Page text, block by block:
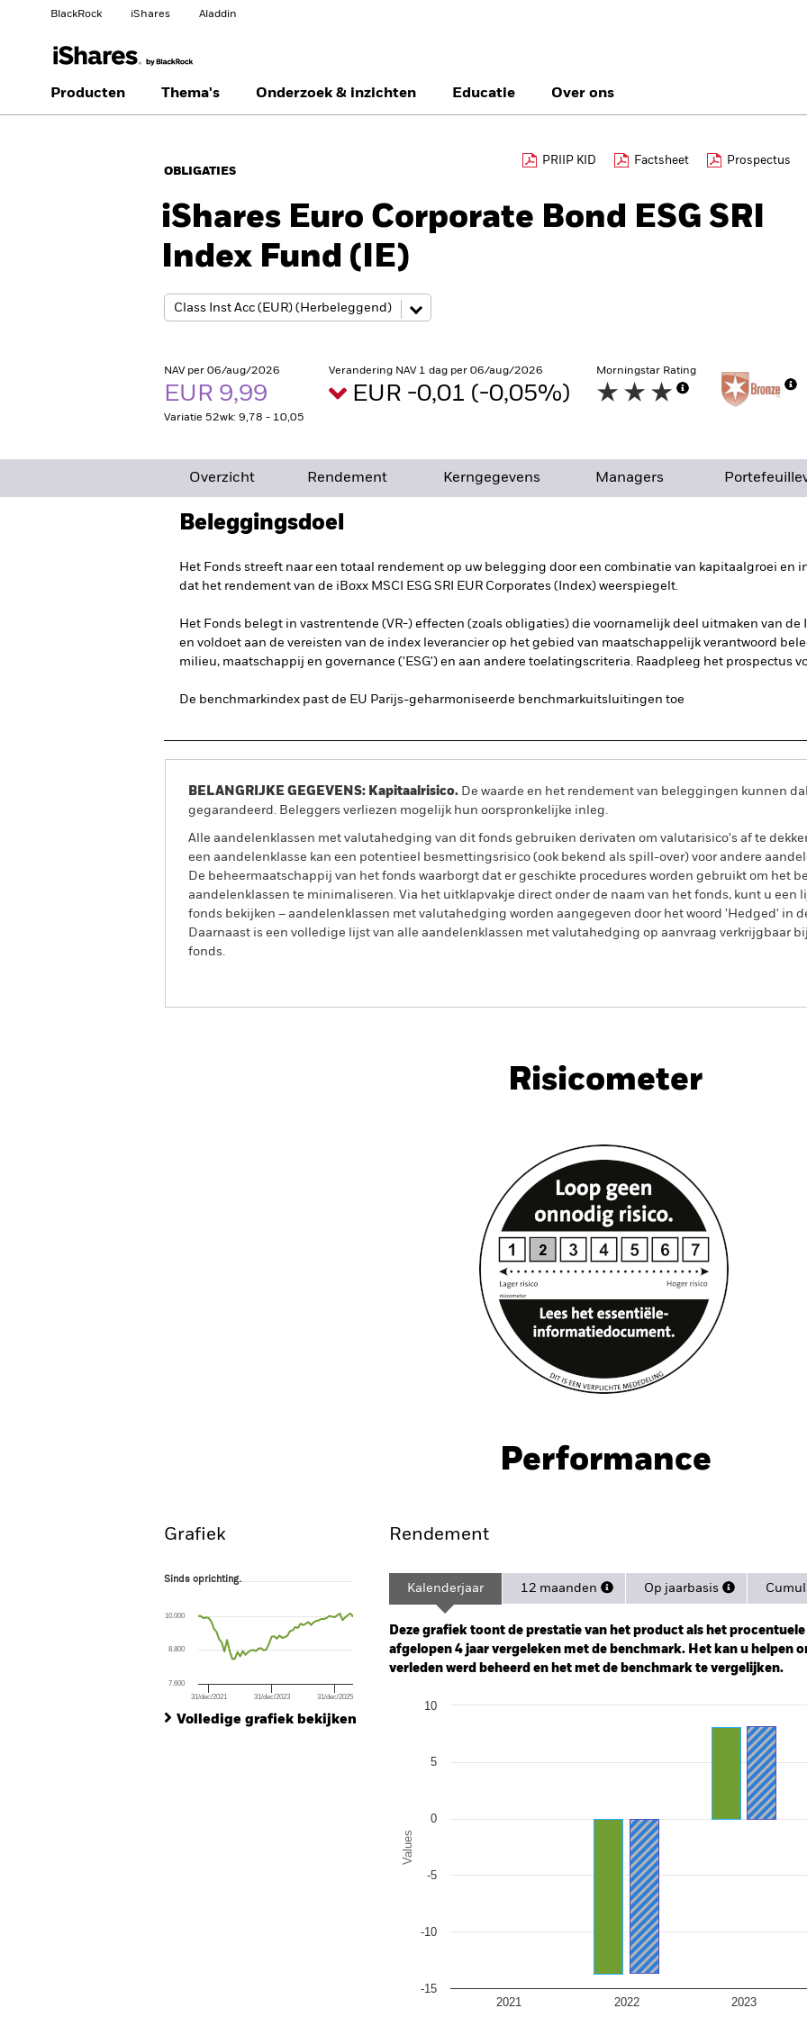
BlackRock iShares Aladdin
Ander beleggerstype
Particuliere belegger
Verander uw locatie
Brazil
France
Schweiz Singapore
Producten Thema's Onderzoek & inzichten Educatie Over ons
OBLIGATIES
PRIIP KID Factsheet Prospectus
iShares Euro Corporate Bond ESG SRI
Index Fund (IE)
NAV per 06/aug/2026
EUR 9,99
Variatie 52wk: 9,78 - 10,05
Verandering NAV 1 dag per 06/aug/2026
EUR -0,01 (-0,05%)
Morningstar Rating
Overzicht Rendement Kerngegevens Managers
Beleggingsdoel
Het Fonds streeft naar een totaal rendement op uw belegging door een combinatie van kapitaalgroei en
dat het rendement van de iBoxx MSCI ESG SRI EUR Corporates (Index) weerspiegelt.
Het Fonds belegt in vastrentende (VR-) effecten (zoals obligaties) die voornamelijk deel uitmaken van
en voldoet aan de vereisten van de index leverancier op het gebied van maatschappelijk verantwoord
milieu, maatschappij en governance ('ESG') en aan andere toelatingscriteria. Raadpleeg het prospectus
De benchmarkindex past de EU Parijs-geharmoniseerde benchmarkuitsluitingen toe
BELANGRIJKE GEGEVENS: Kapitaalrisico. De waarde en het rendement van beleggingen kunnen
gegarandeerd. Beleggers verliezen mogelijk hun oorspronkelijke inleg.
Alle aandelenklassen met valutahedging van dit fonds gebruiken derivaten om valutarisico's af te
een aandelenklasse kan een potentieel besmettingsrisico (ook bekend als spill-over) voor andere
De beheermaatschappij van het fonds waarborgt dat er geschikte procedures worden gebruikt om het
aandelenklassen te minimaliseren. Via het uitklapvakje direct onder de naam van het fonds, kunt u een
fonds bekijken – aandelenklassen met valutahedging worden aangegeven door het woord 'Hedged' in
Daarnaast is een volledige lijst van alle aandelenklassen met valutahedging op aanvraag verkrijgbaar
fonds.
Download
Risicometer
Performance
Grafiek
Sinds oprichting.
The chart has 1 X axis displaying Time. Range: 2021-08-31 00:00:00 to 2026-07-31 00:00:00.
The chart has 1 Y axis displaying values. Range: -24 to 12.
Sinds oprichting.
31/dec/2021 31/dec/2023 31/dec/2025
7.600
8.800
10.000
Volledige grafiek bekijken
Rendement
Kalenderjaar 12 maanden Op jaarbasis
Deze grafiek toont de prestatie van het product als het
afgelopen 4 jaar vergeleken met de benchmark. Het kan u helpen
verleden werd beheerd en het met de benchmark te vergelijken.
Bar chart with 2 data series.
Values
2021 2022 2023
-15
-10
-5
0
5
10